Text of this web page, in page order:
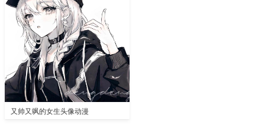
又帅又飒的女生头像动漫